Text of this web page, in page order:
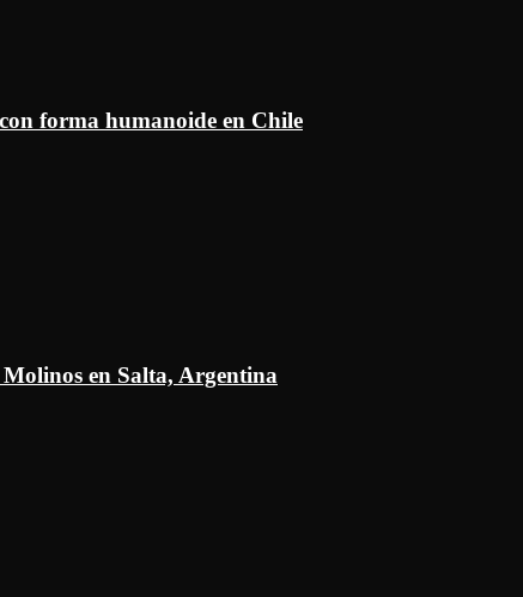
forma humanoide en Chile
en Salta, Argentina